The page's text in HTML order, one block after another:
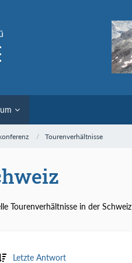
Tourenverhältnisse
Tourenverhältnisse in der Schweiz
Letzte Antwort